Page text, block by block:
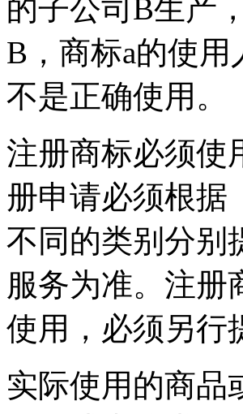
的子公司B生产
B，商标a的使
不是正确使用。
注册商标必须使
册申请必须根据
不同的类别分别
服务为准。注册
使用，必须另
实际使用的商品